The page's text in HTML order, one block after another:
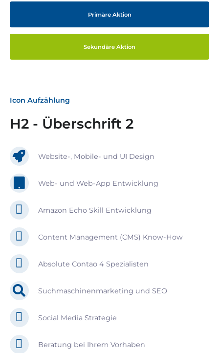
Primäre Aktion
Sekundäre Aktion
Icon Aufzählung
H2 - Überschrift 2
Website-, Mobile- und UI Design
Web- und Web-App Entwicklung
Amazon Echo Skill Entwicklung
Content Management (CMS) Know-How
Absolute Contao 4 Spezialisten
Suchmaschinenmarketing und SEO
Social Media Strategie
Beratung bei Ihrem Vorhaben